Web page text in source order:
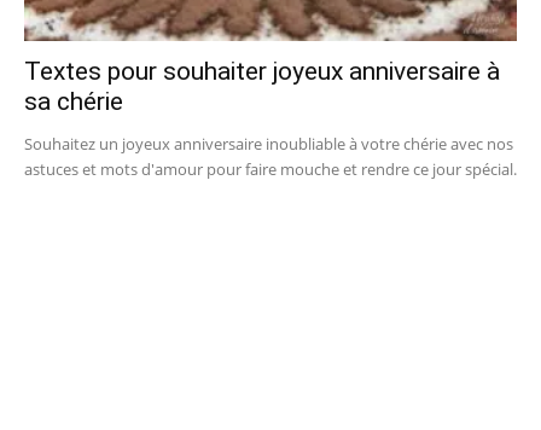
Textes pour souhaiter joyeux anniversaire à
sa chérie
Souhaitez un joyeux anniversaire inoubliable à votre chérie avec nos
astuces et mots d'amour pour faire mouche et rendre ce jour spécial.